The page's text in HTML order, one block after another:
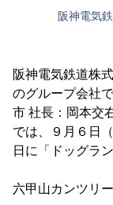
阪神電気
阪神電気鉄道株
のグループ会社
市 社長：岡本交
では、９月６日
日に「ドッグラ
六甲山カンツリ